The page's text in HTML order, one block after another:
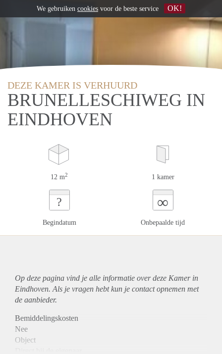
DEZE KAMER IS VERHUURD
BRUNELLESCHIWEG IN
EINDHOVEN
12 m2 1 kamer
?
Begindatum
∞
Onbepaalde tijd
Op deze pagina vind je alle informatie over deze Kamer in
Eindhoven. Als je vragen hebt kun je contact opnemen met
de aanbieder.
Bemiddelingskosten
Nee
Object
We gebruiken cookies voor de beste service OK!